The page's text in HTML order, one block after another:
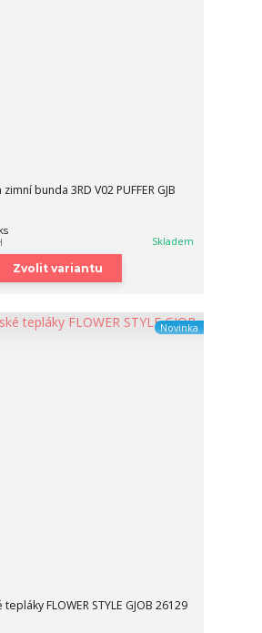
bunda 3RD V02 PUFFER GJB
Skladem
Zvolit variantu
Novinka
FLOWER STYLE GJOB 26129